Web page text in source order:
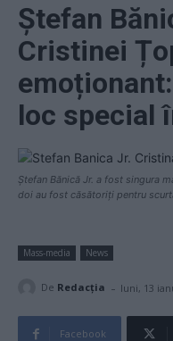
Ștefan
Cristinei
loc special
Ștefan Bănică Jr. a fost singura
doi au fost căsătoriți pentru
Mass-media News
De Redacţia - luni, 13
Facebook